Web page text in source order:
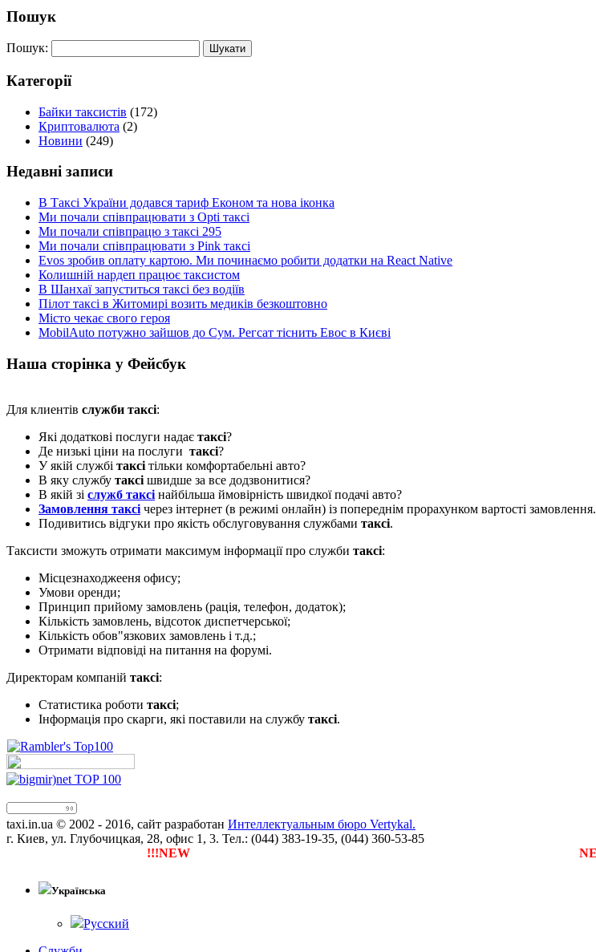
Пошук
Пошук:
Категорії
Байки таксистів (172)
Криптовалюта (2)
Новини (249)
Недавні записи
В Таксі України додався тариф Економ та нова іконка
Ми почали співпрацювати з Opti таксі
Ми почали співпрацю з таксі 295
Ми почали співпрацювати з Pink таксі
Evos зробив оплату картою. Ми починаємо робити додатки на React Native
Колишній нардеп працює таксистом
В Шанхаї запуститься таксі без водіїв
Пілот таксі в Житомирі возить медиків безкоштовно
Місто чекає свого героя
MobilAuto потужно зайшов до Сум. Регсат тіснить Евос в Києві
Наша сторінка у Фейсбук
Для клиентів служби таксі:
Які додаткові послуги надає таксі?
Де низькі ціни на послуги таксі?
У якій службі таксі тільки комфортабельні авто?
В яку службу таксі швидше за все додзвонитися?
В якій зі служб таксі найбільша ймовірність швидкої подачі авто?
Замовлення таксі через інтернет (в режимі онлайн) із попереднім прорахунком вартості замовлення.
Подивитись відгуки про якість обслуговування службами таксі.
Таксисти зможуть отримати максимум інформації про служби таксі:
Місцезнаходжееня офису;
Умови оренди;
Принцип прийому замовлень (рація, телефон, додаток);
Кількість замовлень, відсоток диспетчерської;
Кількість обов"язкових замовлень і т.д.;
Отримати відповіді на питання на форумі.
Директорам компаній таксі:
Статистика роботи таксі;
Інформація про скарги, які поставили на службу таксі.
taxi.in.ua © 2002 - 2016, сайт разработан Интеллектуальным бюро Vertykal.
г. Киев, ул. Глубочицкая, 28, офис 1, 3. Тел.: (044) 383-19-35, (044) 360-53-85
!!!NEW Тепер ти можеш зареєструвати власну службу таксі з будь-якого міста NEW!!!
Українська
Русский